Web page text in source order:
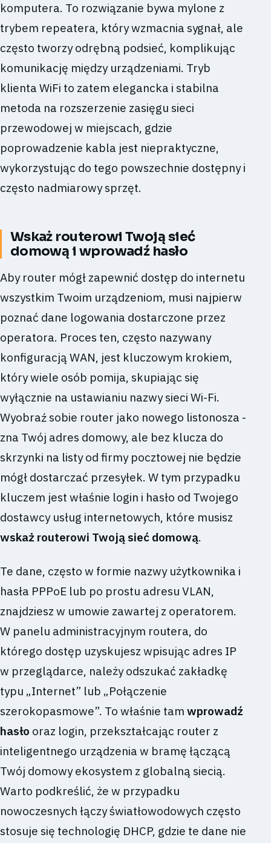
komputera. To rozwiązanie bywa mylone z
trybem repeatera, który wzmacnia sygnał, ale
często tworzy odrębną podsieć, komplikując
komunikację między urządzeniami. Tryb
klienta WiFi to zatem elegancka i stabilna
metoda na rozszerzenie zasięgu sieci
przewodowej w miejscach, gdzie
poprowadzenie kabla jest niepraktyczne,
wykorzystując do tego powszechnie dostępny i
często nadmiarowy sprzęt.
Wskaż routerowi Twoją sieć
domową i wprowadź hasło
Aby router mógł zapewnić dostęp do internetu
wszystkim Twoim urządzeniom, musi najpierw
poznać dane logowania dostarczone przez
operatora. Proces ten, często nazywany
konfiguracją WAN, jest kluczowym krokiem,
który wiele osób pomija, skupiając się
wyłącznie na ustawianiu nazwy sieci Wi-Fi.
Wyobraź sobie router jako nowego listonosza -
zna Twój adres domowy, ale bez klucza do
skrzynki na listy od firmy pocztowej nie będzie
mógł dostarczać przesyłek. W tym przypadku
kluczem jest właśnie login i hasło od Twojego
dostawcy usług internetowych, które musisz
wskaż routerowi Twoją sieć domową.
Te dane, często w formie nazwy użytkownika i
hasła PPPoE lub po prostu adresu VLAN,
znajdziesz w umowie zawartej z operatorem.
W panelu administracyjnym routera, do
którego dostęp uzyskujesz wpisując adres IP
w przeglądarce, należy odszukać zakładkę
typu „Internet” lub „Połączenie
szerokopasmowe”. To właśnie tam wprowadź
hasło oraz login, przekształcając router z
inteligentnego urządzenia w bramę łączącą
Twój domowy ekosystem z globalną siecią.
Warto podkreślić, że w przypadku
nowoczesnych łączy światłowodowych często
stosuje się technologię DHCP, gdzie te dane nie